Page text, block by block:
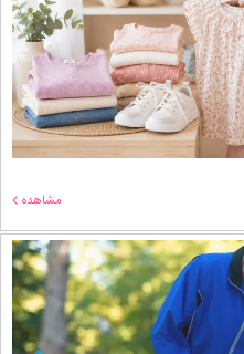
مشاهده